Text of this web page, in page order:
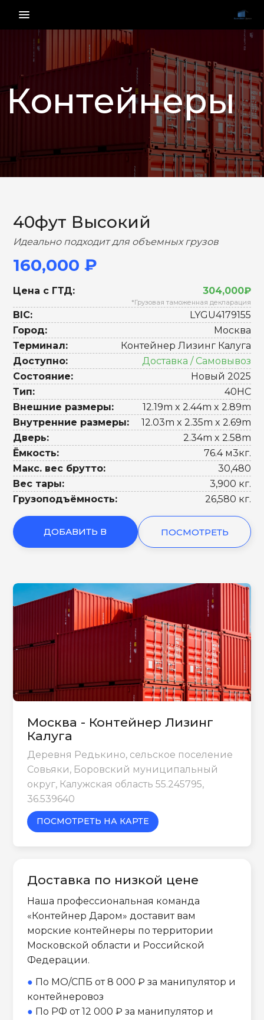
menu_vert
Контейнеры
НАЗАД ВПЕРЕД
40фут Высокий
Идеально подходит для объемных грузов
160,000 ₽
Цена с ГТД: 304,000₽
*Грузовая таможенная декларация
BIC:
LYGU4179155
Город:
Москва
Терминал:
Контейнер Лизинг Калуга
Доступно:
Доставка / Самовывоз
Состояние:
Новый 2025
Тип:
40HC
Внешние размеры:
12.19m x 2.44m x 2.89m
Внутренние размеры:
12.03m x 2.35m x 2.69m
Дверь:
2.34m x 2.58m
Ёмкость:
76.4 м3кг.
Макс. вес брутто:
30,480
Вес тары:
3,900 кг.
Грузоподъёмность:
26,580 кг.
ДОБАВИТЬ В ПОСМОТРЕТЬ
Москва - Контейнер Лизинг
Калуга
Деревня Редькино, сельское поселение
Совьяки, Боровский муниципальный
округ, Калужская область 55.245795,
36.539640
ПОСМОТРЕТЬ НА КАРТЕ
Доставка по низкой цене
Наша профессиональная команда
«Контейнер Даром» доставит вам
морские контейнеры по территории
Московской области и Российской
Федерации.
● По МО/СПБ от 8 000 ₽ за манипулятор и
контейнеровоз
● По РФ от 12 000 ₽ за манипулятор и